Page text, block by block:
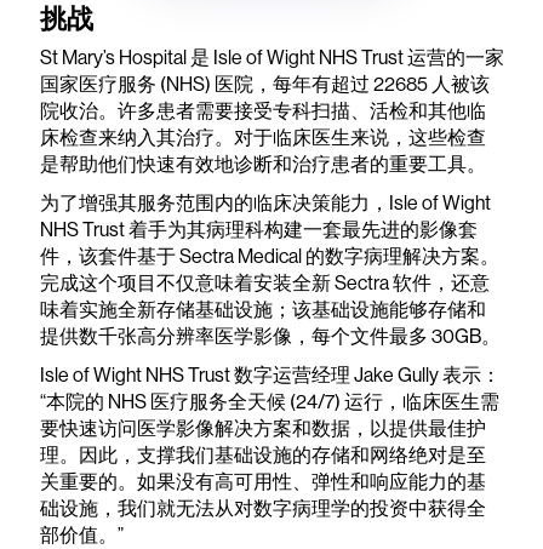
挑战
St Mary’s Hospital 是 Isle of Wight NHS Trust 运营的一家
国家医疗服务 (NHS) 医院，每年有超过 22685 人被该
院收治。许多患者需要接受专科扫描、活检和其他临
床检查来纳入其治疗。对于临床医生来说，这些检查
是帮助他们快速有效地诊断和治疗患者的重要工具。
为了增强其服务范围内的临床决策能力，Isle of Wight
NHS Trust 着手为其病理科构建一套最先进的影像套
件，该套件基于 Sectra Medical 的数字病理解决方案。
完成这个项目不仅意味着安装全新 Sectra 软件，还意
味着实施全新存储基础设施；该基础设施能够存储和
提供数千张高分辨率医学影像，每个文件最多 30GB。
Isle of Wight NHS Trust 数字运营经理 Jake Gully 表示：
“本院的 NHS 医疗服务全天候 (24/7) 运行，临床医生需
要快速访问医学影像解决方案和数据，以提供最佳护
理。因此，支撑我们基础设施的存储和网络绝对是至
关重要的。如果没有高可用性、弹性和响应能力的基
础设施，我们就无法从对数字病理学的投资中获得全
部价值。”